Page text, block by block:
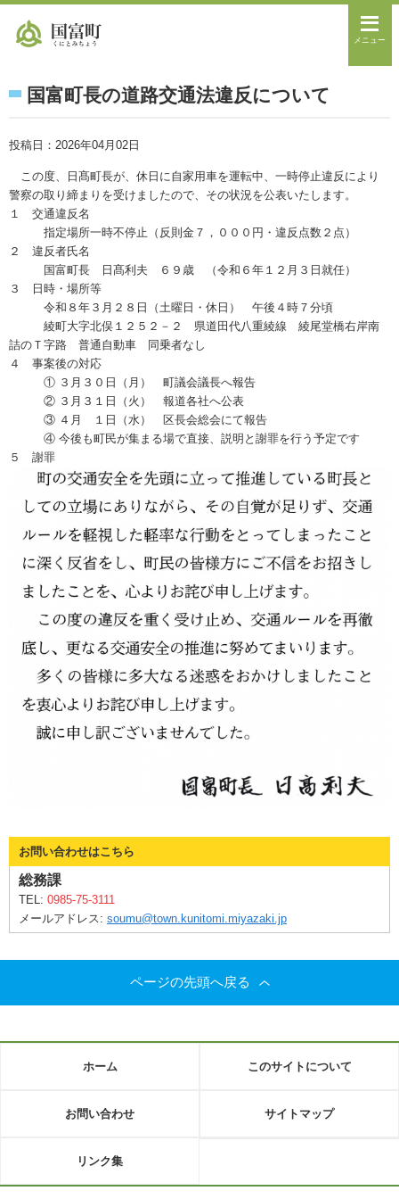
メニュー
国富町長の道路交通法違反について
投稿日：2026年04月02日
この度、日髙町長が、休日に自家用車を運転中、一時停止違反により
警察の取り締まりを受けましたので、その状況を公表いたします。
１ 交通違反名
指定場所一時不停止（反則金７，０００円・違反点数２点）
２ 違反者氏名
国富町長 日髙利夫 ６９歳 （令和６年１２月３日就任）
３ 日時・場所等
令和８年３月２８日（土曜日・休日） 午後４時７分頃
綾町大字北俣１２５２－２ 県道田代八重綾線 綾尾堂橋右岸南
詰のＴ字路 普通自動車 同乗者なし
４ 事案後の対応
① ３月３０日（月） 町議会議長へ報告
② ３月３１日（火） 報道各社へ公表
③ ４月 １日（水） 区長会総会にて報告
④ 今後も町民が集まる場で直接、説明と謝罪を行う予定です
５ 謝罪
お問い合わせはこちら
総務課
TEL: 0985-75-3111
メールアドレス: soumu@town.kunitomi.miyazaki.jp
ページの先頭へ戻る
ホーム このサイトについて
お問い合わせ サイトマップ
リンク集